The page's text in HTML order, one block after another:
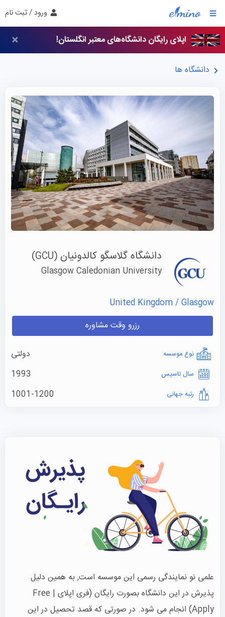
ورود / ثبت نام
اپلای رایگان دانشگاه‌های معتبر انگلستان!
دانشگاه ها
دانشگاه گلاسگو کالدونیان (GCU)
Glasgow Caledonian University
United Kingdom / Glasgow
رزرو وقت مشاوره
نوع موسسه دولتی
سال تاسیس 1993
رتبه جهانی 1001-1200
علمی نو نمایندگی رسمی این موسسه است, به همین دلیل
پذیرش در این دانشگاه بصورت رایگان (فری اپلای | Free
Apply) انجام می شود. در صورتی که قصد تحصیل در این